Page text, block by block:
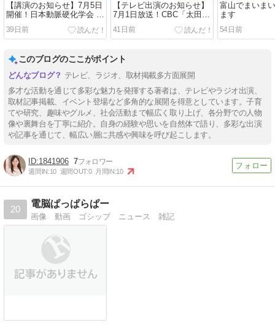
【講演のお知らせ】7月5日
開催！日本動脈硬化学会 市
民公開講座に登壇します
39日前
【テレビ出演のお知らせ】
7月1日放送！CBC「太田×
石井のデララバ」に出演し
ます
41日前
富山でまいま
ます
54日前
このブログのここがポイント
テレビ、ラジオ、取材掲載多方面展開
多才な活動を通じて多彩な魅力を発揮する著者は、テレビやラジオ出演、
取材記事掲載、イベント登場など多角的な展開を得意としています。子育
てや研究、趣味やグルメ、社会活動まで幅広く取り上げ、各分野での人物
像や裏舞台を丁寧に紹介。自身の経験や思いを自然体で語り、多彩な出演
や記事を通じて、幅広い層に共感や興味を呼び起こします。
1841906 7
週間IN:10 週間OUT:0 月間IN:10
20
電脳ぱっぱらぱー
画像 動画 ゴシップ ニュース 雑記